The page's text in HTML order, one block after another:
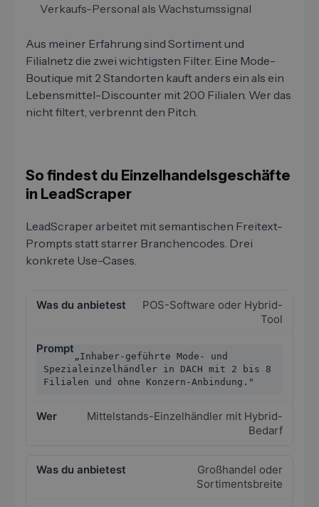
Verkaufs-Personal als Wachstumssignal
Aus meiner Erfahrung sind Sortiment und
Filialnetz die zwei wichtigsten Filter. Eine Mode-
Boutique mit 2 Standorten kauft anders ein als ein
Lebensmittel-Discounter mit 200 Filialen. Wer das
nicht filtert, verbrennt den Pitch.
So findest du Einzelhandelsgeschäfte
in LeadScraper
LeadScraper arbeitet mit semantischen Freitext-
Prompts statt starrer Branchencodes. Drei
konkrete Use-Cases.
POS-Software oder Hybrid-
Tool
„Inhaber-geführte Mode- und
Spezialeinzelhändler in DACH mit 2 bis 8
Filialen und ohne Konzern-Anbindung."
Mittelstands-Einzelhändler mit Hybrid-
Bedarf
Großhandel oder
Sortimentsbreite